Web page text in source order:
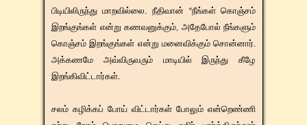
பிடியிலிருந்து மாறவில்லை. நீதிவான் “நீங்கள் கொஞ்சம்
இறங்குங்கள் என்று கணவனுக்கும், அதேபோல் நீங்களும்
கொஞ்சம் இறங்குங்கள் என்று மனைவிக்கும் சொன்னார்.
அக்கணமே அவ்விருவரும் மாடியில் இருந்து கீழே
இறங்கிவிட்டார்கள்.
சலம் கழிக்கப் போய் விட்டார்கள் போலும் என்றெண்ணி